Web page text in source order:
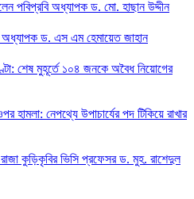
পবিপ্রবি অধ্যাপক ড. মো. হাছান উদ্দীন
অধ্যাপক ড. এস এম হেমায়েত জাহান
শেষ মুহূর্তে ১০৪ জনকে অবৈধ নিয়োগের
হামলা: নেপথ্যে উপাচার্যের পদ টিকিয়ে রাখার
কুড়িকৃবির ভিসি প্রফেসর ড. মুহ. রাশেদুল